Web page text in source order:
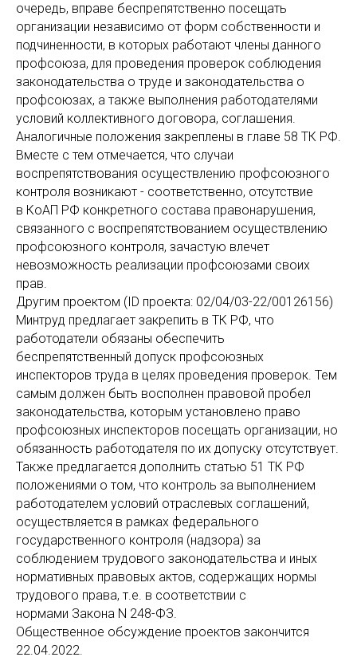
очередь, вправе беспрепятственно посещать
организации независимо от форм собственности и
подчиненности, в которых работают члены данного
профсоюза, для проведения проверок соблюдения
законодательства о труде и законодательства о
профсоюзах, а также выполнения работодателями
условий коллективного договора, соглашения.
Аналогичные положения закреплены в главе 58 ТК РФ.
Вместе с тем отмечается, что случаи
воспрепятствования осуществлению профсоюзного
контроля возникают - соответственно, отсутствие
в КоАП РФ конкретного состава правонарушения,
связанного с воспрепятствованием осуществлению
профсоюзного контроля, зачастую влечет
невозможность реализации профсоюзами своих
прав.
Другим проектом (ID проекта: 02/04/03-22/00126156)
Минтруд предлагает закрепить в ТК РФ, что
работодатели обязаны обеспечить
беспрепятственный допуск профсоюзных
инспекторов труда в целях проведения проверок. Тем
самым должен быть восполнен правовой пробел
законодательства, которым установлено право
профсоюзных инспекторов посещать организации, но
обязанность работодателя по их допуску отсутствует.
Также предлагается дополнить статью 51 ТК РФ
положениями о том, что контроль за выполнением
работодателем условий отраслевых соглашений,
осуществляется в рамках федерального
государственного контроля (надзора) за
соблюдением трудового законодательства и иных
нормативных правовых актов, содержащих нормы
трудового права, т.е. в соответствии с
нормами Закона N 248-ФЗ.
Общественное обсуждение проектов закончится
22.04.2022.